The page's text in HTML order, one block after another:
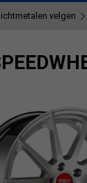
lichtmetalen velgen